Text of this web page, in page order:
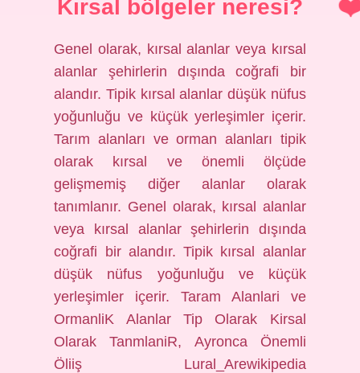
Kırsal bölgeler neresi?
Genel olarak, kırsal alanlar veya kırsal
alanlar şehirlerin dışında coğrafi bir
alandır. Tipik kırsal alanlar düşük nüfus
yoğunluğu ve küçük yerleşimler içerir.
Tarım alanları ve orman alanları tipik
olarak kırsal ve önemli ölçüde
gelişmemiş diğer alanlar olarak
tanımlanır. Genel olarak, kırsal alanlar
veya kırsal alanlar şehirlerin dışında
coğrafi bir alandır. Tipik kırsal alanlar
düşük nüfus yoğunluğu ve küçük
yerleşimler içerir. Taram Alanlari ve
OrmanliK Alanlar Tip Olarak Kirsal
Olarak TanmlaniR, Ayronca Önemli
Öliiş Lural_Arewikipedia